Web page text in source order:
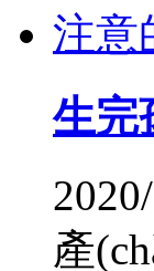
生完
產